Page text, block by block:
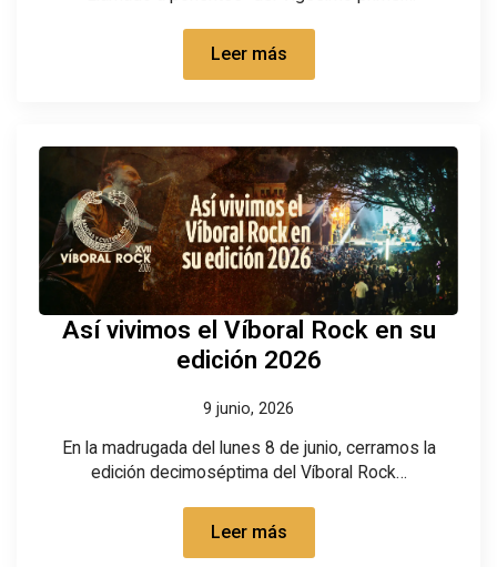
Leer más
Así vivimos el Víboral Rock en su
edición 2026
9 junio, 2026
En la madrugada del lunes 8 de junio, cerramos la
edición decimoséptima del Víboral Rock…
Leer más